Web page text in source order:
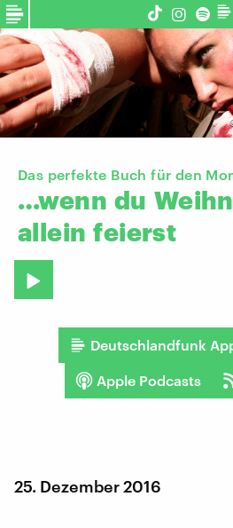
Das perfekte Buch für den
…wenn du
allein feierst
Deutschlandfunk
Apple Podcasts
25. Dezember 2016